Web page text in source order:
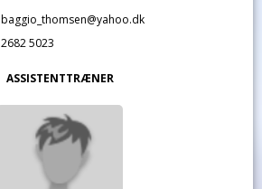
baggio_thomsen@yahoo.dk
2682 5023
ASSISTENTTRÆNER